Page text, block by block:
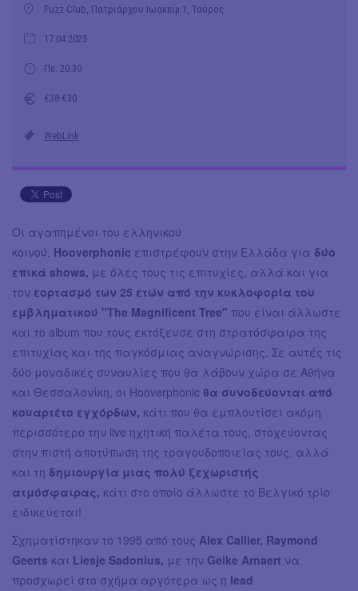
Fuzz Club, Πατριάρχου Ιωακείμ 1, Ταύρος
17.04.2025
Πε: 20.30
€38-€30
WebLink
Οι αγαπημένοι του ελληνικού
κοινού, Hooverphonic επιστρέφουν στην Ελλάδα για δύο
επικά shows, με όλες τους τις επιτυχίες, αλλά και για
τον εορτασμό των 25 ετών από την κυκλοφορία του
εμβληματικού "The Magnificent Tree" που είναι άλλωστε
και το album που τους εκτόξευσε στη στρατόσφαιρα της
επιτυχίας και της παγκόσμιας αναγνώρισης. Σε αυτές τις
δύο μοναδικές συναυλίες που θα λάβουν χώρα σε Αθήνα
και Θεσσαλονίκη, οι Hooverphonic θα συνοδεύονται από
κουαρτέτο εγχόρδων, κάτι που θα εμπλουτίσει ακόμη
περισσότερο την live ηχητική παλέτα τους, στοχεύοντας
στην πιστή αποτύπωση της τραγουδοποιείας τους, αλλά
και τη δημιουργία μιας πολύ ξεχωριστής
ατμόσφαιρας, κάτι στο οποίο άλλωστε το Βελγικό τρίο
ειδικεύεται!
Σχηματίστηκαν το 1995 από τους Alex Callier, Raymond
Geerts και Liesje Sadonius, με την Geike Arnaert να
προσχωρεί στο σχήμα αργότερα ως η lead